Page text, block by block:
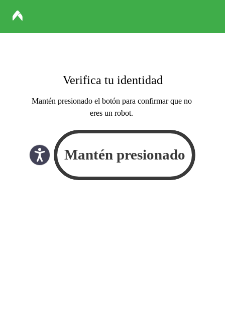
Verifica tu identidad
Mantén presionado el botón para confirmar que no
eres un robot.